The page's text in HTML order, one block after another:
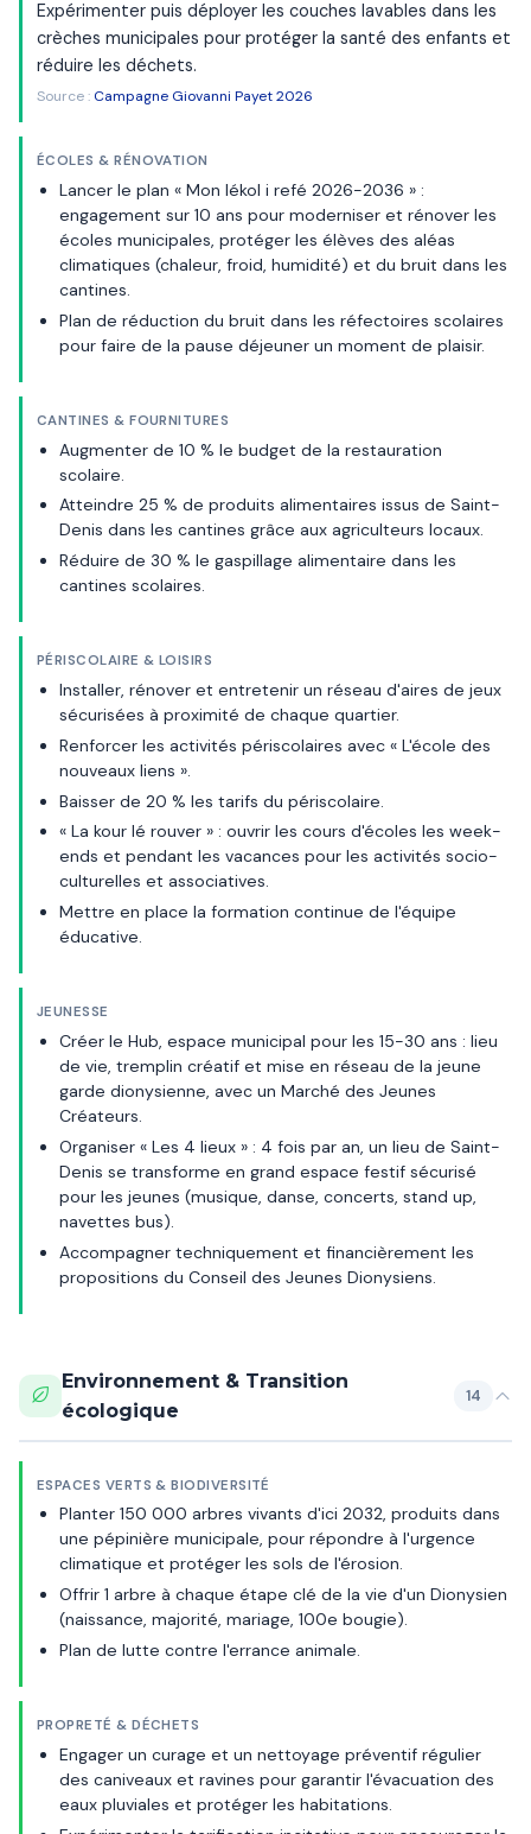
Expérimenter puis déployer les couches lavables dans les
crèches municipales pour protéger la santé des enfants et
réduire les déchets.
Source : Campagne Giovanni Payet 2026
ÉCOLES & RÉNOVATION
Lancer le plan « Mon lékol i refé 2026-2036 » :
engagement sur 10 ans pour moderniser et rénover les
écoles municipales, protéger les élèves des aléas
climatiques (chaleur, froid, humidité) et du bruit dans les
cantines.
Plan de réduction du bruit dans les réfectoires scolaires
pour faire de la pause déjeuner un moment de plaisir.
CANTINES & FOURNITURES
Augmenter de 10 % le budget de la restauration
scolaire.
Atteindre 25 % de produits alimentaires issus de Saint-
Denis dans les cantines grâce aux agriculteurs locaux.
Réduire de 30 % le gaspillage alimentaire dans les
cantines scolaires.
PÉRISCOLAIRE & LOISIRS
Installer, rénover et entretenir un réseau d'aires de jeux
sécurisées à proximité de chaque quartier.
Renforcer les activités périscolaires avec « L'école des
nouveaux liens ».
Baisser de 20 % les tarifs du périscolaire.
« La kour lé rouver » : ouvrir les cours d'écoles les week-
ends et pendant les vacances pour les activités socio-
culturelles et associatives.
Mettre en place la formation continue de l'équipe
éducative.
JEUNESSE
Créer le Hub, espace municipal pour les 15-30 ans : lieu
de vie, tremplin créatif et mise en réseau de la jeune
garde dionysienne, avec un Marché des Jeunes
Créateurs.
Organiser « Les 4 lieux » : 4 fois par an, un lieu de Saint-
Denis se transforme en grand espace festif sécurisé
pour les jeunes (musique, danse, concerts, stand up,
navettes bus).
Accompagner techniquement et financièrement les
propositions du Conseil des Jeunes Dionysiens.
Environnement & Transition
écologique
14
ESPACES VERTS & BIODIVERSITÉ
Planter 150 000 arbres vivants d'ici 2032, produits dans
une pépinière municipale, pour répondre à l'urgence
climatique et protéger les sols de l'érosion.
Offrir 1 arbre à chaque étape clé de la vie d'un Dionysien
(naissance, majorité, mariage, 100e bougie).
Plan de lutte contre l'errance animale.
PROPRETÉ & DÉCHETS
Engager un curage et un nettoyage préventif régulier
des caniveaux et ravines pour garantir l'évacuation des
eaux pluviales et protéger les habitations.